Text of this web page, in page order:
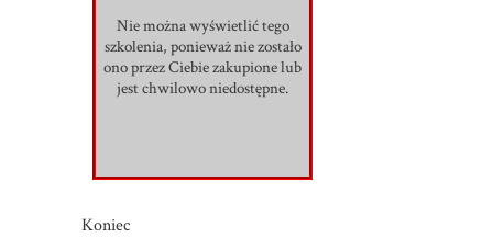
Nie można wyświetlić tego
szkolenia, ponieważ nie zostało
ono przez Ciebie zakupione lub
jest chwilowo niedostępne.
Koniec